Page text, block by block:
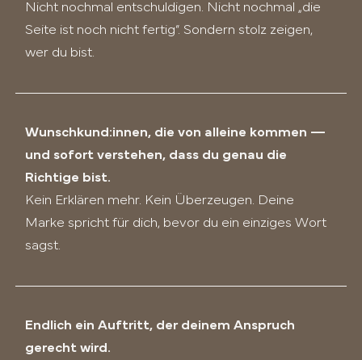
Nicht nochmal entschuldigen. Nicht nochmal „die
Seite ist noch nicht fertig“. Sondern stolz zeigen,
wer du bist.
Wunschkund:innen, die von alleine kommen —
und sofort verstehen, dass du genau die
Richtige bist.
Kein Erklären mehr. Kein Überzeugen. Deine
Marke spricht für dich, bevor du ein einziges Wort
sagst.
Endlich ein Auftritt, der deinem Anspruch
gerecht wird.